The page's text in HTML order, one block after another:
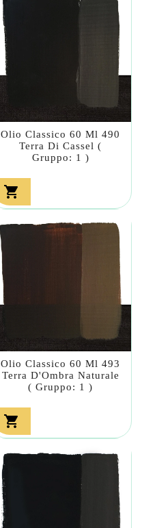
Olio Classico 60 Ml 490
Terra Di Cassel (
Gruppo: 1 )

Olio Classico 60 Ml 493
Terra D'Ombra Naturale
( Gruppo: 1 )
